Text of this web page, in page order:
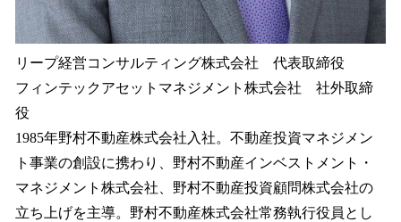
リープ経営コンサルティング株式会社 代表取締役
フィンテックアセットマネジメント株式会社 社外取締
役
1985年野村不動産株式会社入社。不動産投資マネジメン
ト事業の創設に携わり、野村不動産インベストメント・
マネジメント株式会社、野村不動産投資顧問株式会社の
立ち上げを主導。野村不動産株式会社常務執行役員とし